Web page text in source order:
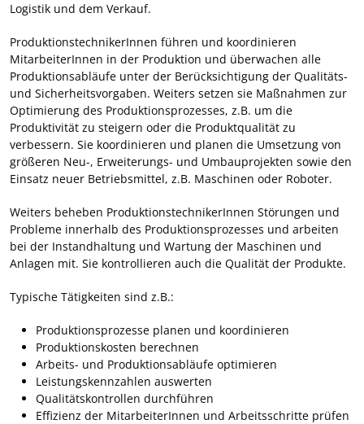
Logistik und dem Verkauf.
ProduktionstechnikerInnen führen und koordinieren
MitarbeiterInnen in der Produktion und überwachen alle
Produktionsabläufe unter der Berücksichtigung der Qualitäts-
und Sicherheitsvorgaben. Weiters setzen sie Maßnahmen zur
Optimierung des Produktionsprozesses, z.B. um die
Produktivität zu steigern oder die Produktqualität zu
verbessern. Sie koordinieren und planen die Umsetzung von
größeren Neu-, Erweiterungs- und Umbauprojekten sowie den
Einsatz neuer Betriebsmittel, z.B. Maschinen oder Roboter.
Weiters beheben ProduktionstechnikerInnen Störungen und
Probleme innerhalb des Produktionsprozesses und arbeiten
bei der Instandhaltung und Wartung der Maschinen und
Anlagen mit. Sie kontrollieren auch die Qualität der Produkte.
Typische Tätigkeiten sind z.B.:
Produktionsprozesse planen und koordinieren
Produktionskosten berechnen
Arbeits- und Produktionsabläufe optimieren
Leistungskennzahlen auswerten
Qualitätskontrollen durchführen
Effizienz der MitarbeiterInnen und Arbeitsschritte prüfen